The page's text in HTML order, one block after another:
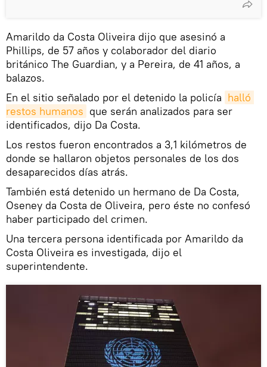
Amarildo da Costa Oliveira dijo que asesinó a
Phillips, de 57 años y colaborador del diario
británico The Guardian, y a Pereira, de 41 años, a
balazos.
En el sitio señalado por el detenido la policía halló
restos humanos que serán analizados para ser
identificados, dijo Da Costa.
Los restos fueron encontrados a 3,1 kilómetros de
donde se hallaron objetos personales de los dos
desaparecidos días atrás.
También está detenido un hermano de Da Costa,
Oseney da Costa de Oliveira, pero éste no confesó
haber participado del crimen.
Una tercera persona identificada por Amarildo da
Costa Oliveira es investigada, dijo el
superintendente.